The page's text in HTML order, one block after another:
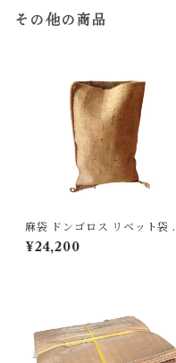
その他の商品
麻袋 ドンゴロス リベット袋 3
8cm×60cm １００枚セット
¥24,200